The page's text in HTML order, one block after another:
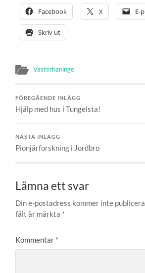
Facebook X E-
Skriv ut
Västerhaninge
FÖREGÅENDE INLÄGG
Hjälp med hus i Tungelsta!
NÄSTA INLÄGG
Pionjärforskning i Jordbro
Lämna ett svar
Din e-postadress kommer inte
fält är märkta *
Kommentar *